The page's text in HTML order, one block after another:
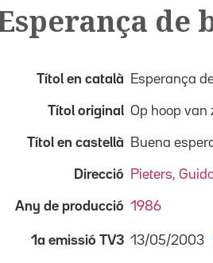
de
Títol en català Esperança
Títol original Op hoop van
Títol en castellà Buena
Direcció Pieters,
Any de producció 1986
1a emissió TV3 13/05/2003